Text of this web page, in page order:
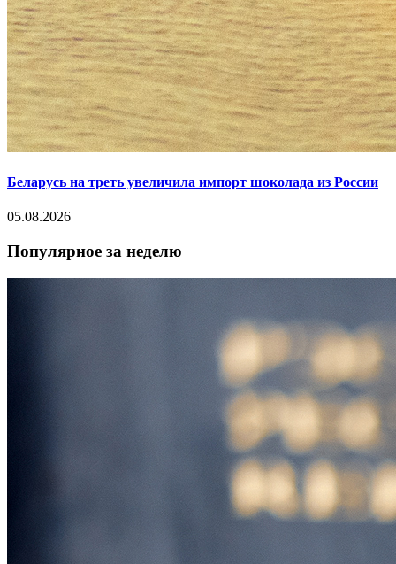
Беларусь на треть увеличила импорт шоколада из России
05.08.2026
Популярное за неделю